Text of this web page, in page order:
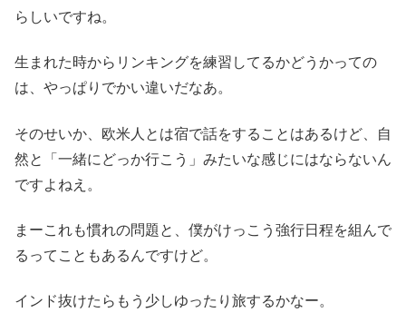
らしいですね。
生まれた時からリンキングを練習してるかどうかっての
は、やっぱりでかい違いだなあ。
そのせいか、欧米人とは宿で話をすることはあるけど、自
然と「一緒にどっか行こう」みたいな感じにはならないん
ですよねえ。
まーこれも慣れの問題と、僕がけっこう強行日程を組んで
るってこともあるんですけど。
インド抜けたらもう少しゆったり旅するかなー。